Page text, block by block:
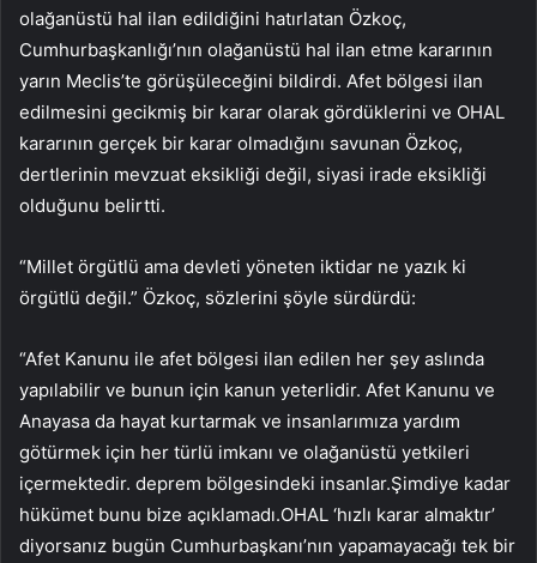
olağanüstü hal ilan edildiğini hatırlatan Özkoç,
Cumhurbaşkanlığı’nın olağanüstü hal ilan etme kararının
yarın Meclis’te görüşüleceğini bildirdi. Afet bölgesi ilan
edilmesini gecikmiş bir karar olarak gördüklerini ve OHAL
kararının gerçek bir karar olmadığını savunan Özkoç,
dertlerinin mevzuat eksikliği değil, siyasi irade eksikliği
olduğunu belirtti.
“Millet örgütlü ama devleti yöneten iktidar ne yazık ki
örgütlü değil.” Özkoç, sözlerini şöyle sürdürdü:
“Afet Kanunu ile afet bölgesi ilan edilen her şey aslında
yapılabilir ve bunun için kanun yeterlidir. Afet Kanunu ve
Anayasa da hayat kurtarmak ve insanlarımıza yardım
götürmek için her türlü imkanı ve olağanüstü yetkileri
içermektedir. deprem bölgesindeki insanlar.Şimdiye kadar
hükümet bunu bize açıklamadı.OHAL ‘hızlı karar almaktır’
diyorsanız bugün Cumhurbaşkanı’nın yapamayacağı tek bir